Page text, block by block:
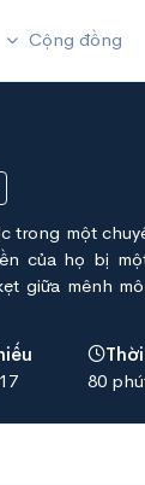
Cộng đồng
trong một
của họ bị
giữa mênh
80